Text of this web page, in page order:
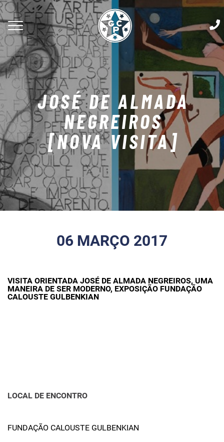
JOSÉ DE ALMADA
NEGREIROS
[NOVA VISITA]
06 MARÇO 2017
VISITA ORIENTADA JOSÉ DE ALMADA NEGREIROS, UMA
MANEIRA DE SER MODERNO, EXPOSIÇÃO FUNDAÇÃO
CALOUSTE GULBENKIAN
LOCAL DE ENCONTRO
FUNDAÇÃO CALOUSTE GULBENKIAN